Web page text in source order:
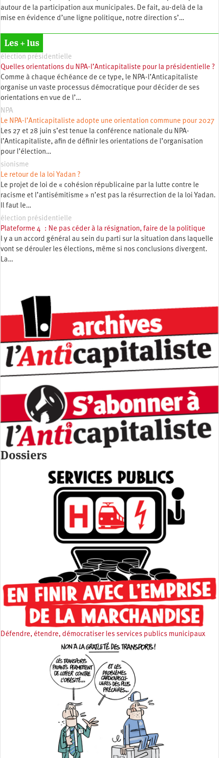
autour de la participation aux municipales. De fait, au-delà de la
mise en évidence d’une ligne politique, notre direction s’…
Les + lus
élection présidentielle
Quelles orientations du NPA-l’Anticapitaliste pour la présidentielle ?
Comme à chaque échéance de ce type, le NPA-l’Anticapitaliste
organise un vaste processus démocratique pour décider de ses
orientations en vue de l’…
NPA
Le NPA-l’Anticapitaliste adopte une orientation commune pour 2027
Les 27 et 28 juin s’est tenue la conférence nationale du NPA-
l’Anticapitaliste, afin de définir les orientations de l’organisation
pour l’élection…
sionisme
Le retour de la loi Yadan ?
Le projet de loi de « cohésion républicaine par la lutte contre le
racisme et l’antisémitisme » n’est pas la résurrection de la loi Yadan.
Il faut le…
élection présidentielle
Plateforme 4 : Ne pas céder à la résignation, faire de la politique
l y a un accord général au sein du parti sur la situation dans laquelle
vont se dérouler les élections, même si nos conclusions divergent.
La…
Dossiers
Défendre, étendre, démocratiser les services publics municipaux